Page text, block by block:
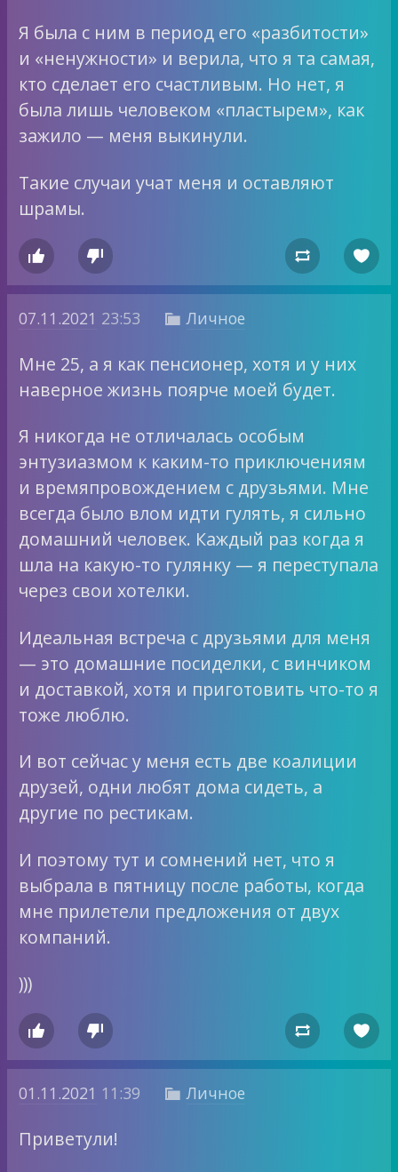
Я была с ним в период его «разбитости»
и «ненужности» и верила, что я та самая,
кто сделает его счастливым. Но нет, я
была лишь человеком «пластырем», как
зажило — меня выкинули.
Такие случаи учат меня и оставляют
шрамы.
   
07.11.2021 23:53  Личное
Мне 25, а я как пенсионер, хотя и у них
наверное жизнь поярче моей будет.
Я никогда не отличалась особым
энтузиазмом к каким-то приключениям
и времяпровождением с друзьями. Мне
всегда было влом идти гулять, я сильно
домашний человек. Каждый раз когда я
шла на какую-то гулянку — я переступала
через свои хотелки.
Идеальная встреча с друзьями для меня
— это домашние посиделки, с винчиком
и доставкой, хотя и приготовить что-то я
тоже люблю.
И вот сейчас у меня есть две коалиции
друзей, одни любят дома сидеть, а
другие по рестикам.
И поэтому тут и сомнений нет, что я
выбрала в пятницу после работы, когда
мне прилетели предложения от двух
компаний.
)))
   
01.11.2021 11:39  Личное
Приветули!